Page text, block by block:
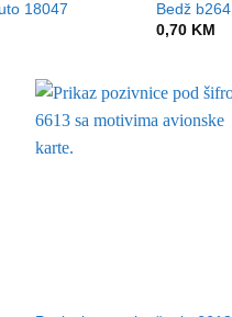
18047
Bedž b264
0,70 KM